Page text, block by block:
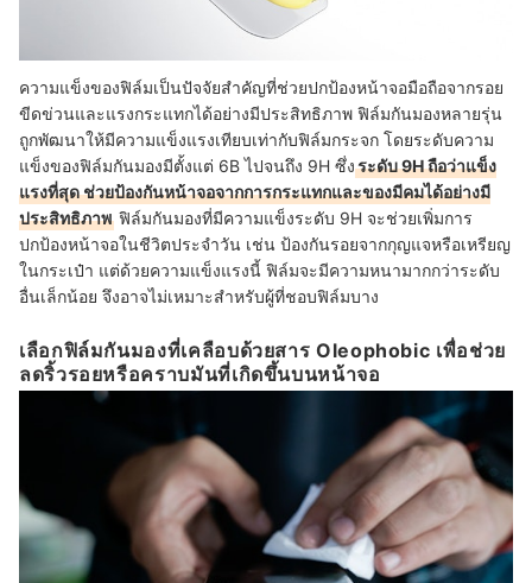
ความแข็งของฟิล์มเป็นปัจจัยสำคัญที่ช่วยปกป้องหน้าจอมือถือจากรอย
ขีดข่วนและแรงกระแทกได้อย่างมีประสิทธิภาพ ฟิล์มกันมองหลายรุ่น
ถูกพัฒนาให้มีความแข็งแรงเทียบเท่ากับฟิล์มกระจก โดยระดับความ
แข็งของฟิล์มกันมองมีตั้งแต่ 6B ไปจนถึง 9H ซึ่งระดับ 9H ถือว่าแข็ง
แรงที่สุด ช่วยป้องกันหน้าจอจากการกระแทกและของมีคมได้อย่างมี
ประสิทธิภาพ ฟิล์มกันมองที่มีความแข็งระดับ 9H จะช่วยเพิ่มการ
ปกป้องหน้าจอในชีวิตประจำวัน เช่น ป้องกันรอยจากกุญแจหรือเหรียญ
ในกระเป๋า แต่ด้วยความแข็งแรงนี้ ฟิล์มจะมีความหนามากกว่าระดับ
อื่นเล็กน้อย จึงอาจไม่เหมาะสำหรับผู้ที่ชอบฟิล์มบาง
เลือกฟิล์มกันมองที่เคลือบด้วยสาร Oleophobic เพื่อช่วย
ลดริ้วรอยหรือคราบมันที่เกิดขึ้นบนหน้าจอ